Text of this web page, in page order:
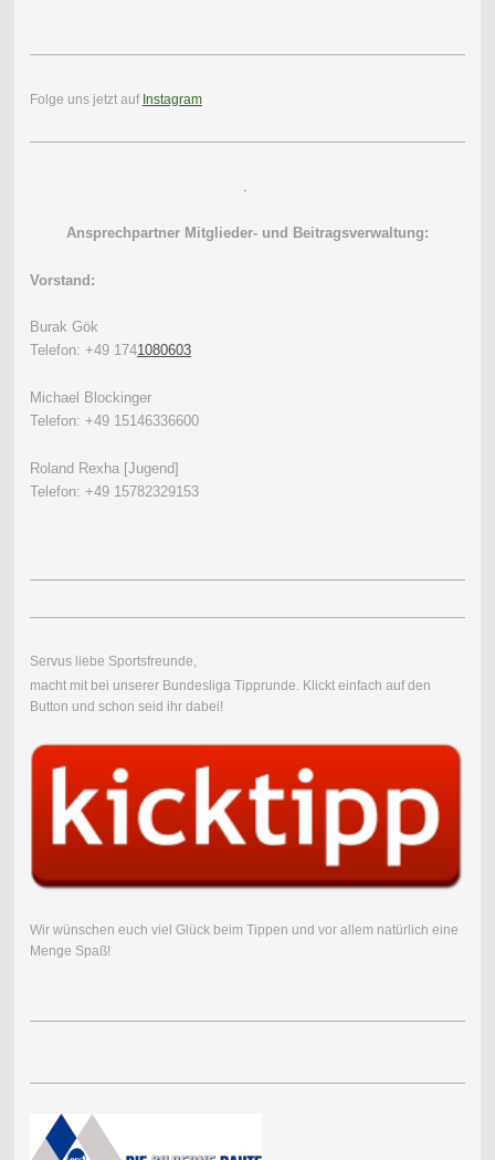
Folge uns jetzt auf Instagram
Ansprechpartner Mitglieder- und Beitragsverwaltung:
Vorstand:
Burak Gök
Telefon: +49 1741080603
Michael Blockinger
Telefon: +49 15146336600
Roland Rexha [Jugend]
Telefon: +49 15782329153
Servus liebe Sportsfreunde,
macht mit bei unserer Bundesliga Tipprunde. Klickt einfach auf den
Button und schon seid ihr dabei!
Wir wünschen euch viel Glück beim Tippen und vor allem natürlich eine
Menge Spaß!